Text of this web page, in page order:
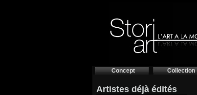
Concept Collection
Artistes déjà édités